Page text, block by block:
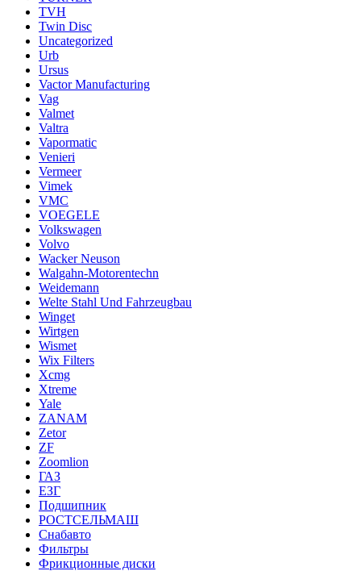
TVH
Twin Disc
Uncategorized
Urb
Ursus
Vactor Manufacturing
Vag
Valmet
Valtra
Vapormatic
Venieri
Vermeer
Vimek
VMC
VOEGELE
Volkswagen
Volvo
Wacker Neuson
Walgahn-Motorentechn
Weidemann
Welte Stahl Und Fahrzeugbau
Winget
Wirtgen
Wismet
Wix Filters
Xcmg
Xtreme
Yale
ZANAM
Zetor
ZF
Zoomlion
ГАЗ
ЕЗГ
Подшипник
РОСТСЕЛЬМАШ
Снабавто
Фильтры
Фрикционные диски